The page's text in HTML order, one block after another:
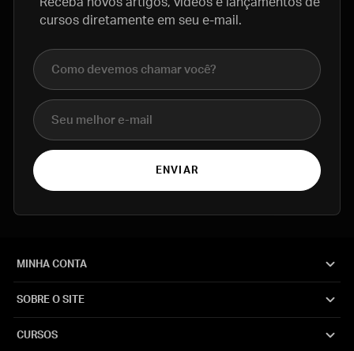
cursos diretamente em seu e-mail.
Nome completo
E-mail
ENVIAR
MINHA CONTA
SOBRE O SITE
CURSOS